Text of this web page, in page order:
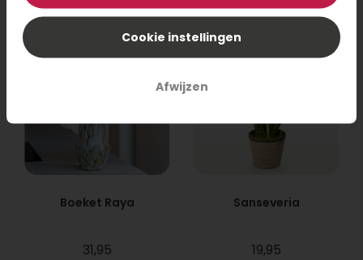
Boeket Raya
31,95
Sanseveria
19,95
Cookie instellingen
Afwijzen